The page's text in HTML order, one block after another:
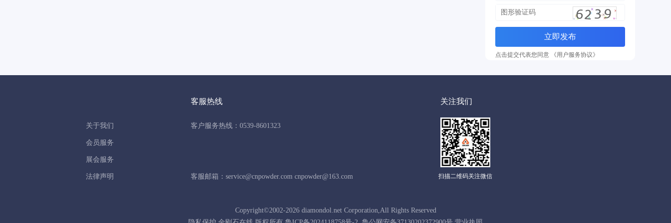
立即发布
点击提交代表您同意 《用户服务协议》
关于我们
会员服务
展会服务
法律声明
客服热线
客户服务热线：0539-8601323
客服邮箱：service@cnpowder.com cnpowder@163.com
关注我们
扫描二维码关注微信
Copyright©2002-2026 diamondol.net Corporation,All Rights Reserved